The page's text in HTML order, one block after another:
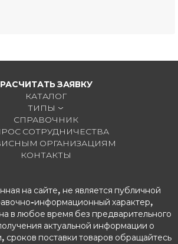
РАСЧИТАТЬ ЗАЯВКУ
КАТАЛОГ
ТИПЫ
СПРАВОЧНИК
СОТРУДНИЧЕСТВА
ОРГАНИЗАЦИЯМ
КОНТАКТЫ
на сайте, не является публичной
информационный характер,
в любое время без предварительного
актуальной информации о
сроков поставки товаров обращайтесь